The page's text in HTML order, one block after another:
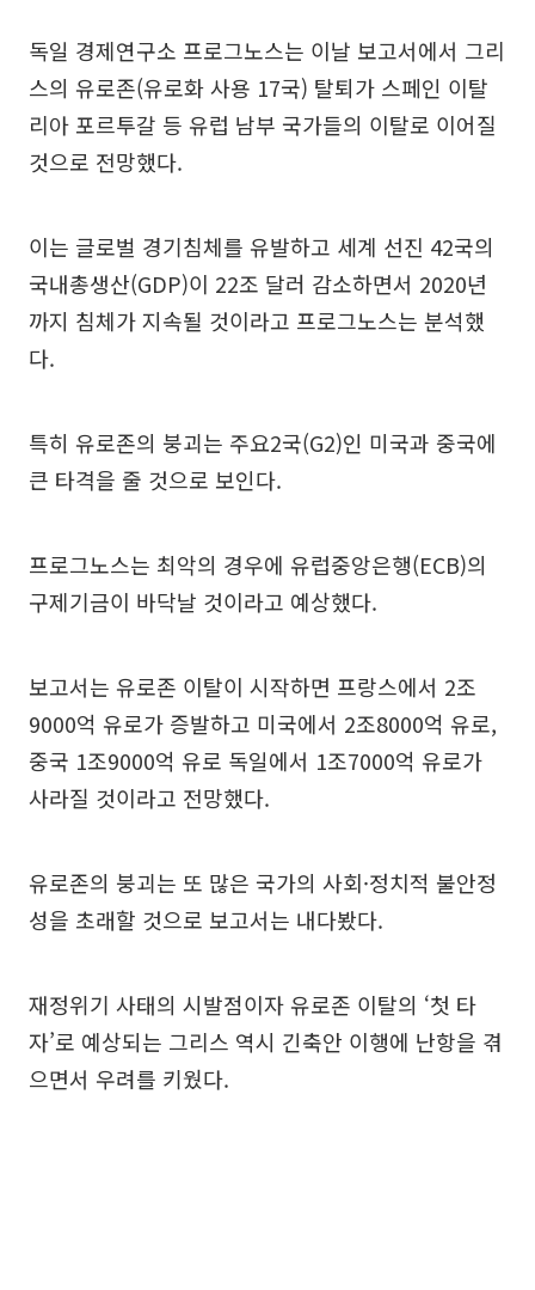
독일 경제연구소 프로그노스는 이날 보고서에서 그리
스의 유로존(유로화 사용 17국) 탈퇴가 스페인 이탈
리아 포르투갈 등 유럽 남부 국가들의 이탈로 이어질
것으로 전망했다.
이는 글로벌 경기침체를 유발하고 세계 선진 42국의
국내총생산(GDP)이 22조 달러 감소하면서 2020년
까지 침체가 지속될 것이라고 프로그노스는 분석했
다.
특히 유로존의 붕괴는 주요2국(G2)인 미국과 중국에
큰 타격을 줄 것으로 보인다.
프로그노스는 최악의 경우에 유럽중앙은행(ECB)의
구제기금이 바닥날 것이라고 예상했다.
보고서는 유로존 이탈이 시작하면 프랑스에서 2조
9000억 유로가 증발하고 미국에서 2조8000억 유로,
중국 1조9000억 유로 독일에서 1조7000억 유로가
사라질 것이라고 전망했다.
유로존의 붕괴는 또 많은 국가의 사회·정치적 불안정
성을 초래할 것으로 보고서는 내다봤다.
재정위기 사태의 시발점이자 유로존 이탈의 ‘첫 타
자’로 예상되는 그리스 역시 긴축안 이행에 난항을 겪
으면서 우려를 키웠다.